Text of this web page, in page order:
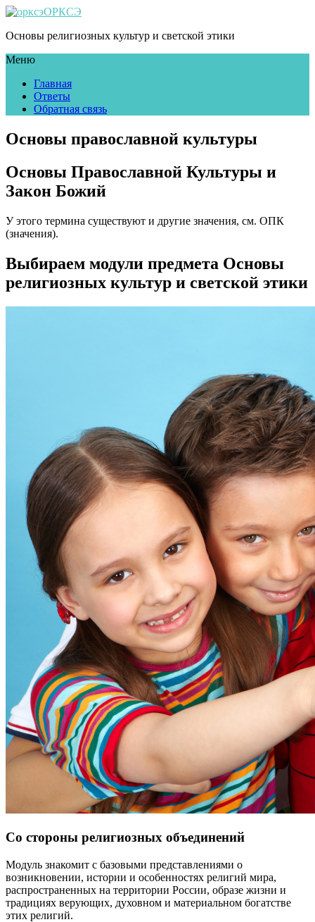
ОРКСЭ
Основы религиозных культур и светской этики
Меню
Главная
Ответы
Обратная связь
Основы православной культуры
Основы Православной Культуры и
Закон Божий
У этого термина существуют и другие значения, см. ОПК
(значения).
Выбираем модули предмета Основы
религиозных культур и светской этики
Со стороны религиозных объединений
Модуль знакомит с базовыми представлениями о
возникновении, истории и особенностях религий мира,
распространенных на территории России, образе жизни и
традициях верующих, духовном и материальном богатстве
этих религий.